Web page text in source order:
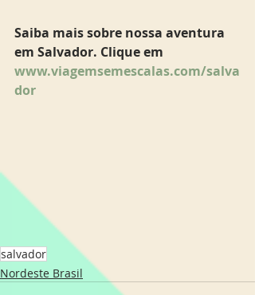
Saiba mais sobre nossa aventura
em Salvador. Clique em
www.viagemsemescalas.com/salva
dor
salvador
Nordeste Brasil